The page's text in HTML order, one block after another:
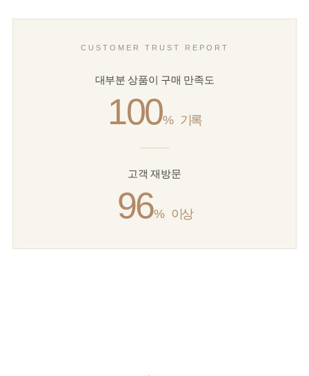
CUSTOMER TRUST REPORT
대부분 상품이 구매 만족도
100% 기록
고객 재방문
96% 이상